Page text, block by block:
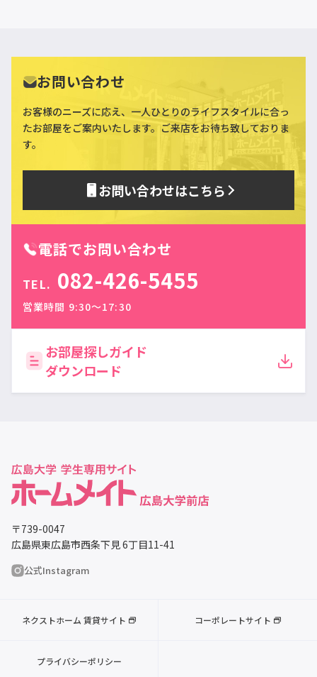
お問い合わせ
お客様のニーズに応え、一人ひとりのライフスタイルに合っ
たお部屋をご案内いたします。ご来店をお待ち致しておりま
す。
お問い合わせはこちら
電話でお問い合わせ
TEL. 082-426-5455
営業時間 9:30〜17:30
お部屋探しガイド
ダウンロード
〒739-0047
広島県東広島市西条下見 6丁目11-41
公式Instagram
ネクストホーム 賃貸サイト コーポレートサイト
プライバシーポリシー